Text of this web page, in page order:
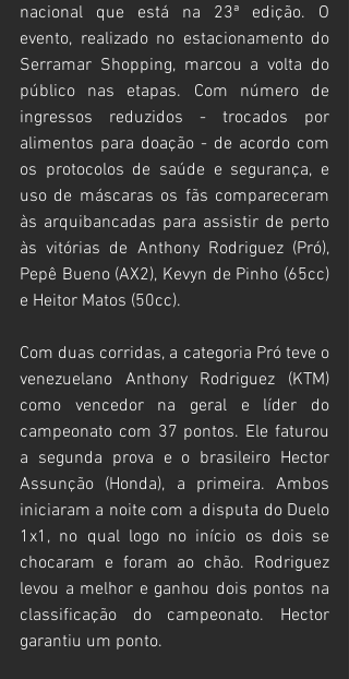
nacional que está na 23ª edição. O
evento, realizado no estacionamento do
Serramar Shopping, marcou a volta do
público nas etapas. Com número de
ingressos reduzidos - trocados por
alimentos para doação - de acordo com
os protocolos de saúde e segurança, e
uso de máscaras os fãs compareceram
às arquibancadas para assistir de perto
às vitórias de Anthony Rodriguez (Pró),
Pepê Bueno (AX2), Kevyn de Pinho (65cc)
e Heitor Matos (50cc).
Com duas corridas, a categoria Pró teve o
venezuelano Anthony Rodriguez (KTM)
como vencedor na geral e líder do
campeonato com 37 pontos. Ele faturou
a segunda prova e o brasileiro Hector
Assunção (Honda), a primeira. Ambos
iniciaram a noite com a disputa do Duelo
1x1, no qual logo no início os dois se
chocaram e foram ao chão. Rodriguez
levou a melhor e ganhou dois pontos na
classificação do campeonato. Hector
garantiu um ponto.